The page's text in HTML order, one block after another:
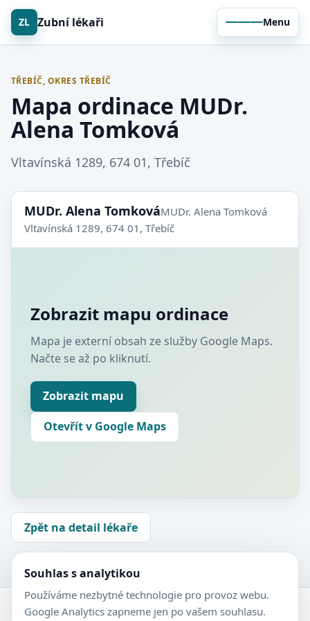
ZL Zubní lékaři Menu
TŘEBÍČ, OKRES TŘEBÍČ
Mapa ordinace MUDr.
Alena Tomková
Vltavínská 1289, 674 01, Třebíč
MUDr. Alena TomkováMUDr. Alena Tomková
Vltavínská 1289, 674 01, Třebíč
Zobrazit mapu ordinace
Mapa je externí obsah ze služby Google Maps.
Načte se až po kliknutí.
Zobrazit mapu
Otevřít v Google Maps
Zpět na detail lékaře
Zubní-lékaři.cz
Souhlas s analytikou
Používáme nezbytné technologie pro provoz webu.
Google Analytics zapneme jen po vašem souhlasu.